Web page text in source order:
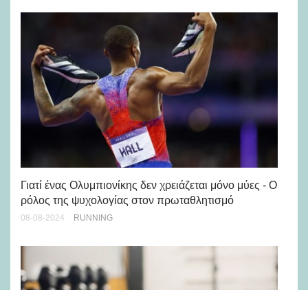
Γιατί ένας Ολυμπιονίκης δεν χρειάζεται μόνο μύες - Ο
ρόλος της ψυχολογίας στον πρωταθλητισμό
08-08-2024 RUNNING